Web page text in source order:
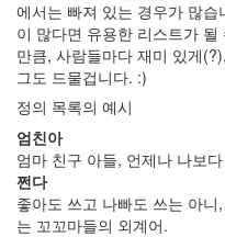
에서는 빠져 있는 경우가 많
이 많다면 유용한 리스트가
만큼, 사람들마다 재미 있게
그도 드물겁니다. :)
정의 목록의 예시
엄친아
엄마 친구 아들, 언제나 나보
쩐다
좋아도 쓰고 나빠도 쓰는 아
는 꼬꼬마들의 외계어.